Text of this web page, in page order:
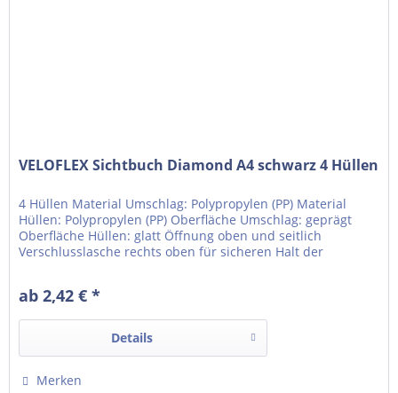
VELOFLEX Sichtbuch Diamond A4 schwarz 4 Hüllen
4 Hüllen Material Umschlag: Polypropylen (PP) Material
Hüllen: Polypropylen (PP) Oberfläche Umschlag: geprägt
Oberfläche Hüllen: glatt Öffnung oben und seitlich
Verschlusslasche rechts oben für sicheren Halt der
ab 2,42 € *
Details
Merken